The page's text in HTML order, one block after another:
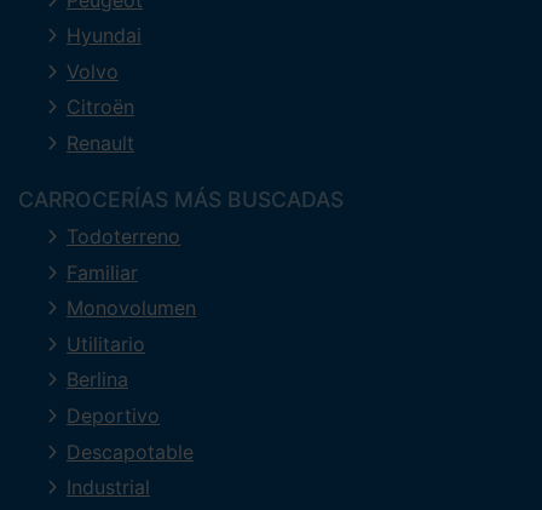
Hyundai
Volvo
Citroën
Renault
CARROCERÍAS MÁS BUSCADAS
Todoterreno
Familiar
Monovolumen
Utilitario
Berlina
Deportivo
Descapotable
Industrial